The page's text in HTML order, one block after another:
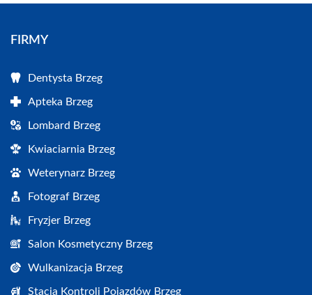
FIRMY
Dentysta Brzeg
Apteka Brzeg
Lombard Brzeg
Kwiaciarnia Brzeg
Weterynarz Brzeg
Fotograf Brzeg
Fryzjer Brzeg
Salon Kosmetyczny Brzeg
Wulkanizacja Brzeg
Stacja Kontroli Pojazdów Brzeg